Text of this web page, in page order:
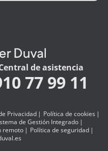
de asistencia
77 99 11
Privacidad
Política de cookies
de Gestión Integrado
remoto
Política de seguridad